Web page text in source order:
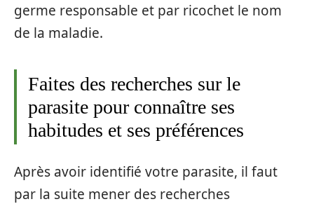
germe responsable et par ricochet le nom
de la maladie.
Faites des recherches sur le
parasite pour connaître ses
habitudes et ses préférences
Après avoir identifié votre parasite, il faut
par la suite mener des recherches